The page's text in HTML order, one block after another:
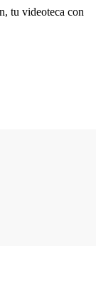
tu videoteca con